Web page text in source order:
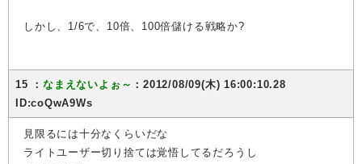
しかし、1/6で、10倍、100倍儲ける戦略か?
15 ：なまえないよぉ～ ：2012/08/09(木) 16:00:10.28
ID:coQwA9Ws
見限るには十分なくらいだな
ライトユーザー切り捨ては覚悟してるだろうし